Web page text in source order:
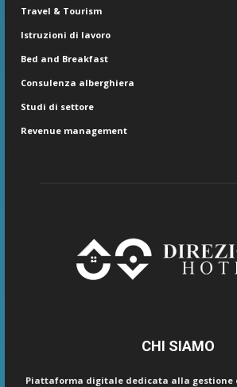
Travel & Tourism
Istruzioni di lavoro
Bed and Breakfast
Consulenza alberghiera
Studi di settore
Revenue management
CHI SIAMO
Piattaforma digitale dedicata alla gestione